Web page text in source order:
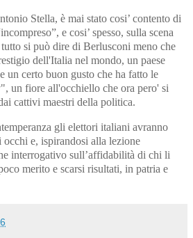
Stella, è mai stato cosi’ contento di
e cosi’ spesso, sulla scena
si può dire di Berlusconi meno che
dell'Italia nel mondo, un paese
un certo buon gusto che ha fatto le
un fiore all'occhiello che ora pero' si
cattivi maestri della politica.
gli elettori italiani avranno
e, ispirandosi alla lezione
interrogativo sull’affidabilità di chi li
merito e scarsi risultati, in patria e